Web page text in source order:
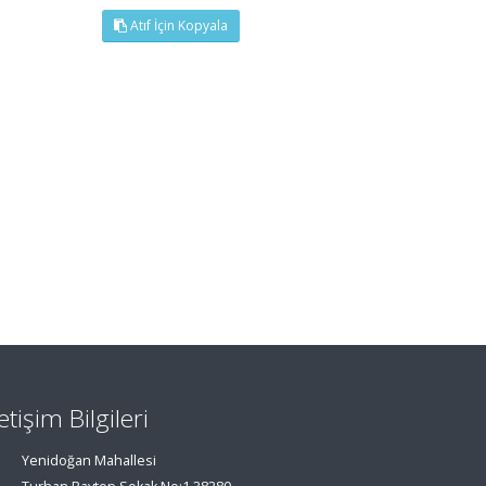
Atıf İçin Kopyala
Bilgileri
Yenidoğan Mahallesi